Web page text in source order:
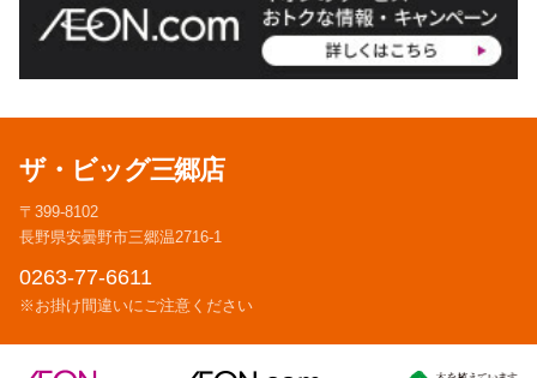
ザ・ビッグ三郷店
〒399-8102
長野県安曇野市三郷温2716-1
0263-77-6611
※お掛け間違いにご注意ください